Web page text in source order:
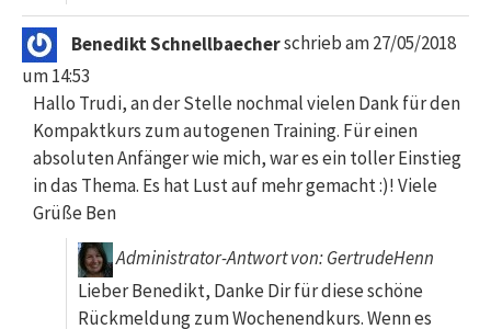
Benedikt Schnellbaecherschrieb am27/05/2018
um14:53
Hallo Trudi, an der Stelle nochmal vielen Dank für den
Kompaktkurs zum autogenen Training. Für einen
absoluten Anfänger wie mich, war es ein toller Einstieg
in das Thema. Es hat Lust auf mehr gemacht :)! Viele
Grüße Ben
Administrator-Antwort von: GertrudeHenn
Lieber Benedikt, Danke Dir für diese schöne
Rückmeldung zum Wochenendkurs. Wenn es